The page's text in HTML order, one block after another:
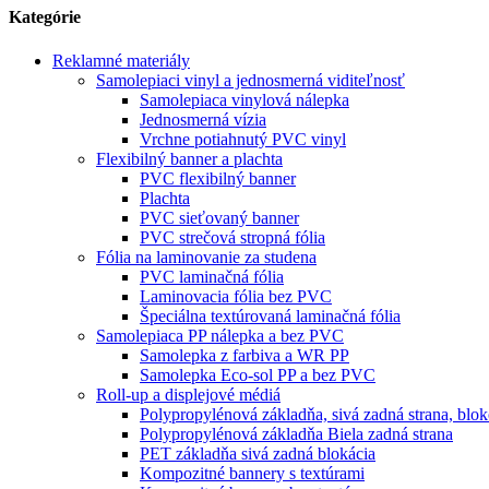
Kategórie
Reklamné materiály
Samolepiaci vinyl a jednosmerná viditeľnosť
Samolepiaca vinylová nálepka
Jednosmerná vízia
Vrchne potiahnutý PVC vinyl
Flexibilný banner a plachta
PVC flexibilný banner
Plachta
PVC sieťovaný banner
PVC strečová stropná fólia
Fólia na laminovanie za studena
PVC laminačná fólia
Laminovacia fólia bez PVC
Špeciálna textúrovaná laminačná fólia
Samolepiaca PP nálepka a bez PVC
Samolepka z farbiva a WR PP
Samolepka Eco-sol PP a bez PVC
Roll-up a displejové médiá
Polypropylénová základňa, sivá zadná strana,
Polypropylénová základňa Biela zadná strana
PET základňa sivá zadná blokácia
Kompozitné bannery s textúrami